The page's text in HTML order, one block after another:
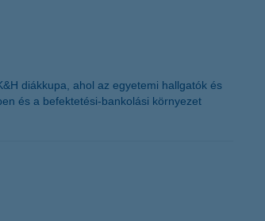
diákkupa, ahol az egyetemi hallgatók és
és a befektetési-bankolási környezet